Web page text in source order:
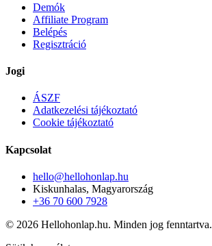
Demók
Affiliate Program
Belépés
Regisztráció
Jogi
ÁSZF
Adatkezelési tájékoztató
Cookie tájékoztató
Kapcsolat
hello@hellohonlap.hu
Kiskunhalas, Magyarország
+36 70 600 7928
© 2026 Hellohonlap.hu. Minden jog fenntartva.